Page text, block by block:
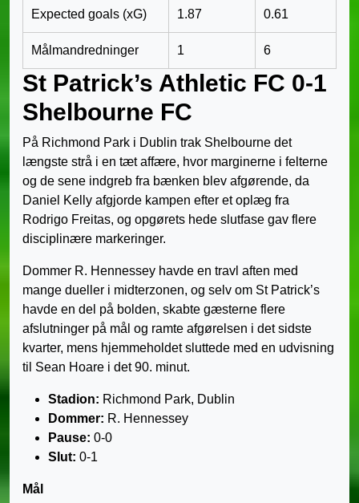
Expected goals (xG) 1.87 0.61
Målmandredninger 1 6
St Patrick’s Athletic FC 0-1
Shelbourne FC
På Richmond Park i Dublin trak Shelbourne det
længste strå i en tæt affære, hvor marginerne i felterne
og de sene indgreb fra bænken blev afgørende, da
Daniel Kelly afgjorde kampen efter et oplæg fra
Rodrigo Freitas, og opgørets hede slutfase gav flere
disciplinære markeringer.
Dommer R. Hennessey havde en travl aften med
mange dueller i midterzonen, og selv om St Patrick’s
havde en del på bolden, skabte gæsterne flere
afslutninger på mål og ramte afgørelsen i det sidste
kvarter, mens hjemmeholdet sluttede med en udvisning
til Sean Hoare i det 90. minut.
Stadion: Richmond Park, Dublin
Dommer: R. Hennessey
Pause: 0-0
Slut: 0-1
Mål